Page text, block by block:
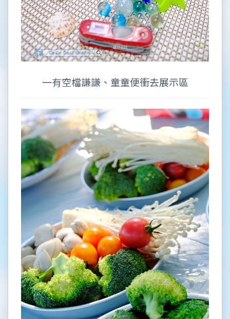
一有空檔謙謙、童童便衝去展示區